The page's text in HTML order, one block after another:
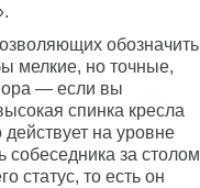
обозначить
мелкие, но точные,
— если вы
спинка кресла
на уровне
собеседника за столом
статус, то есть он